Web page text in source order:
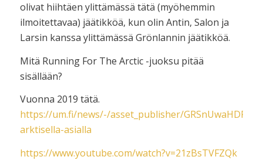
olivat hiihtäen ylittämässä tätä (myöhemmin
ilmoitettavaa) jäätikköä, kun olin Antin, Salon ja
Larsin kanssa ylittämässä Grönlannin jäätikköä.
Mitä Running For The Arctic -juoksu pitää
sisällään?
Vuonna 2019 tätä.
https://um.fi/news/-/asset_publisher/
arktisella-asialla
https://www.youtube.com/watch?v=21zBsTVFZQk